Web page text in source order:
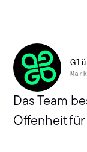
Das Team
Offenheit